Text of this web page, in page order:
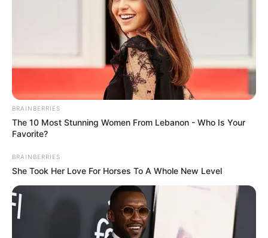
-G
⚖️ Principais pontos da proposta
BRAINBERRIES
The 10 Most Stunning Women From Lebanon - Who Is Your
Favorite?
BRAINBERRIES
She Took Her Love For Horses To A Whole New Level